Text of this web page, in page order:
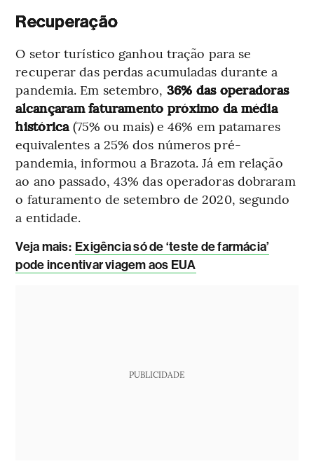
Recuperação
O setor turístico ganhou tração para se
recuperar das perdas acumuladas durante a
pandemia. Em setembro, 36% das operadoras
alcançaram faturamento próximo da média
histórica(75% ou mais) e 46% em patamares
equivalentes a 25% dos números pré-
pandemia, informou a Brazota. Já em relação
ao ano passado, 43% das operadoras dobraram
o faturamento de setembro de 2020, segundo
a entidade.
Veja mais: Exigência só de ‘teste de farmácia’
pode incentivar viagem aos EUA
PUBLICIDADE